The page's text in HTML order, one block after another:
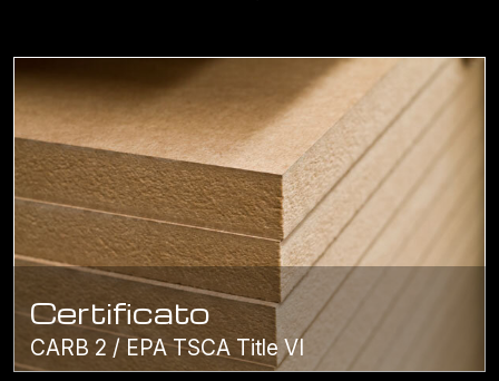
Certificato
CARB 2 / EPA TSCA Title VI